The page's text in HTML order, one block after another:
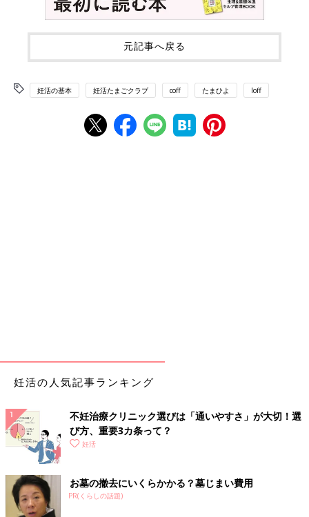
元記事へ戻る
妊活の基本 妊活たまごクラブ coff たまひよ loff
妊活の人気記事ランキング
不妊治療クリニック選びは「通いやすさ」が大切！選
び方、重要3カ条って？
妊活
お墓の撤去にいくらかかる？墓じまい費用
PR(くらしの話題)